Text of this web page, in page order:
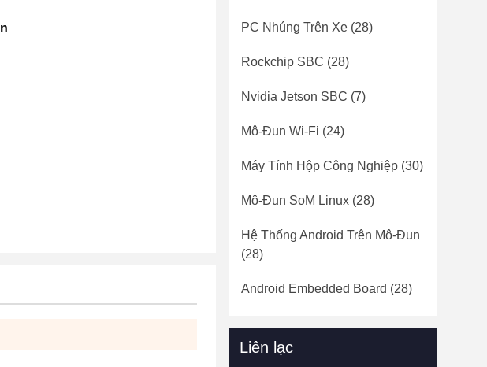
PC Nhúng Trên Xe (28)
Rockchip SBC (28)
Nvidia Jetson SBC (7)
Mô-Đun Wi-Fi (24)
Máy Tính Hộp Công Nghiệp (30)
Mô-Đun SoM Linux (28)
Hệ Thống Android Trên Mô-Đun
(28)
Android Embedded Board (28)
Liên lạc